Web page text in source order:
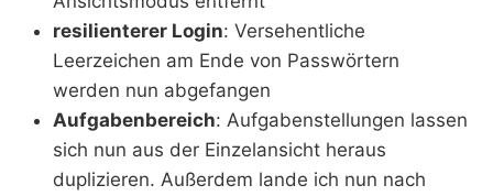
resilienterer Login: Versehentliche
Leerzeichen am Ende von Passwörtern
werden nun abgefangen
Aufgabenbereich: Aufgabenstellungen lassen
sich nun aus der Einzelansicht heraus
duplizieren. Außerdem lande ich nun nach